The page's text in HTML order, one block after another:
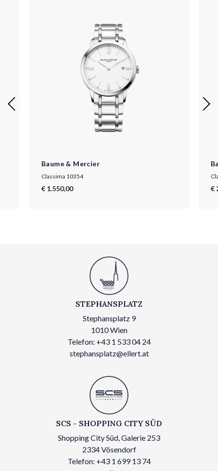
Baume & Mercier
Classima 10354
€ 1.550,00 €
STEPHANSPLATZ
Stephansplatz 9
1010 Wien
Telefon: +43 1 533 04 24
stephansplatz@ellert.at
SCS - SHOPPING CITY SÜD
Shopping City Süd, Galerie 253
2334 Vösendorf
Telefon: +43 1 699 13 74